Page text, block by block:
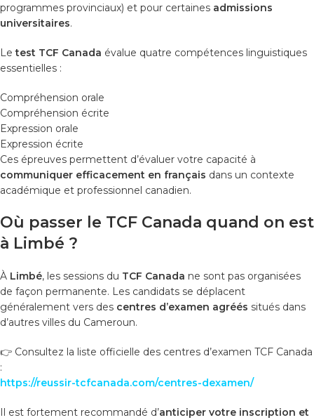
programmes provinciaux) et pour certaines admissions
universitaires.
Letest TCF Canada évalue quatre compétences linguistiques
essentielles :
Compréhension orale
Compréhension écrite
Expression orale
Expression écrite
Ces épreuves permettent d’évaluer votre capacité à
communiquer efficacement en français dans un contexte
académique et professionnel canadien.
Où passer le TCF Canada quand on est
à Limbé ?
À Limbé, les sessions du TCF Canada ne sont pas organisées
de façon permanente. Les candidats se déplacent
généralement vers des centres d’examen agréés situés dans
d’autres villes du Cameroun.
👉 Consultez la liste officielle des centres d’examen TCF Canada
:
https://reussir-tcfcanada.com/centres-dexamen/
Il est fortement recommandé d’anticiper votre inscription et